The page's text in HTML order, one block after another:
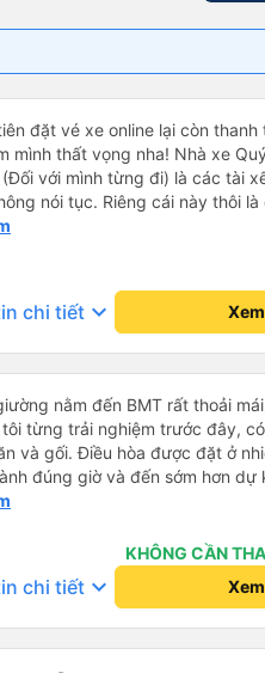
đặt vé xe online lại còn
mình thất vọng nha! Nhà xe
với mình từng đi) là các tài
nói tục. Riêng cái này thôi là
xế còn uống pepsi rất dễ
chi tiết keyboard_arrow_down
nằm đến BMT rất thoải
từng trải nghiệm trước đây,
và gối. Điều hòa được đặt ở
đúng giờ và đến sớm hơn dự
so với những tài xế khác ở Việt
lái xe an toàn nên rất dễ ngủ.
và có vị trí xe buýt trên GPS
xung quanh bến xe để tìm
KHÔNG CẦN
chi tiết keyboard_arrow_down